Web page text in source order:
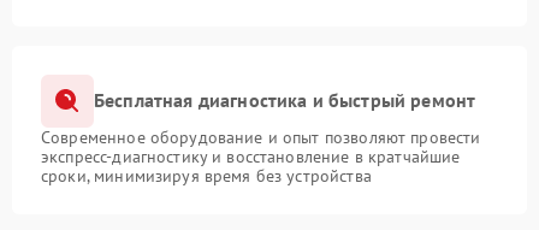
Бесплатная диагностика и быстрый ремонт
Современное оборудование и опыт позволяют провести
экспресс-диагностику и восстановление в кратчайшие
сроки, минимизируя время без устройства